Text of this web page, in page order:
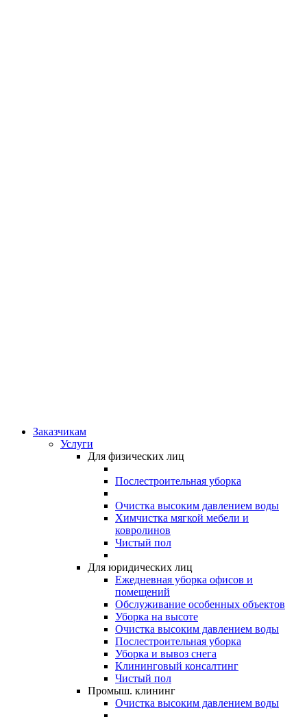
Заказчикам
Услуги
Для физических лиц
Послестроительная уборка
Очистка высоким давлением воды
Химчистка мягкой мебели и
ковролинов
Чистый пол
Для юридических лиц
Ежедневная уборка офисов и
помещений
Обслуживание особенных объектов
Уборка на высоте
Очистка высоким давлением воды
Послестроительная уборка
Уборка и вывоз снега
Клининговый консалтинг
Чистый пол
Промыш. клининг
Очистка высоким давлением воды